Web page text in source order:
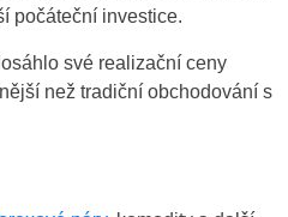
počáteční investice.
své realizační ceny
než tradiční obchodování s